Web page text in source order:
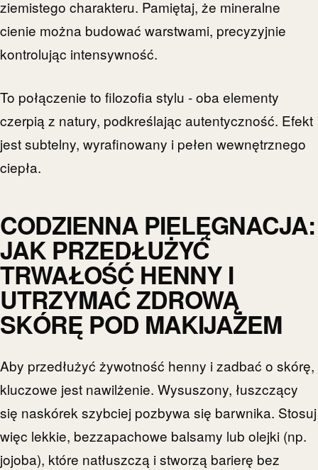
ziemistego charakteru. Pamiętaj, że mineralne
cienie można budować warstwami, precyzyjnie
kontrolując intensywność.
To połączenie to filozofia stylu - oba elementy
czerpią z natury, podkreślając autentyczność. Efekt
jest subtelny, wyrafinowany i pełen wewnętrznego
ciepła.
CODZIENNA PIELĘGNACJA:
JAK PRZEDŁUŻYĆ
TRWAŁOŚĆ HENNY I
UTRZYMAĆ ZDROWĄ
SKÓRĘ POD MAKIJAŻEM
Aby przedłużyć żywotność henny i zadbać o skórę,
kluczowe jest nawilżenie. Wysuszony, łuszczący
się naskórek szybciej pozbywa się barwnika. Stosuj
więc lekkie, bezzapachowe balsamy lub olejki (np.
jojoba), które natłuszczą i stworzą barierę bez